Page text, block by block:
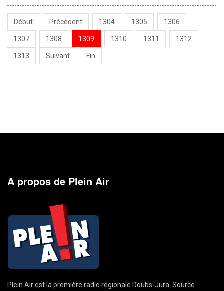
Début Précédent 1304 1305 1306
1307 1308 1309 1310 1311 1312
1313 Suivant Fin
A propos de Plein Air
Plein Air est la première radio régionale Doubs-Jura. Source